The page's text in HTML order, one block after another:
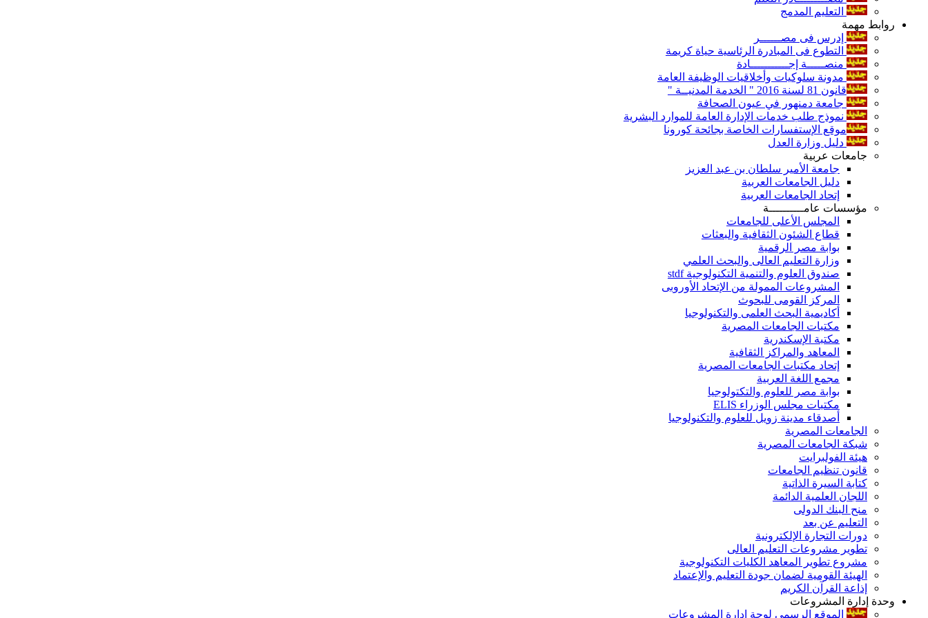
التعليم المدمج
روابط مهمة
إدرس فى مصــــــر
التطوع فى المبادرة الرئاسية حياة كريمة
منصـــــة إجـــــــــــادة
مدونة سلوكيات وأخلاقيات الوظيفة العامة
قانون 81 لسنة 2016 " الخدمة المدنيــة "
جامعة دمنهور في عيون الصحافة
نموذج طلب خدمات الإدارة العامة للموارد البشرية
موقع الإستفسارات الخاصة بجائحة كورونا
دليل وزارة العدل
جامعات عربية
جامعة الأمير سلطان بن عبد العزيز
دليل الجامعات العربية
إتحاد الجامعات العربية
مؤسسات عامــــــــــة
المجلس الأعلى للجامعات
قطاع الشئون الثقافية والبعثات
بوابة مصر الرقمية
وزارة التعليم العالى والبحث العلمي
صندوق العلوم والتنمية التكنولوجية stdf
المشروعات الممولة من الإتحاد الأوروبى
المركز القومى للبحوث
أكاديمية البحث العلمى والتكنولوجيا
مكتبات الجامعات المصرية
مكتبة الإسكندرية
المعاهد والمراكز الثقافية
إتحاد مكتبات الجامعات المصرية
مجمع اللغة العربية
بوابة مصر للعلوم والتكتولوجيا
مكتبات مجلس الوزراء ELIS
أصدقاء مدينة زويل للعلوم والتكنولوجيا
الجامعات المصرية
شبكة الجامعات المصرية
هيئة الفولبرايت
قانون تنظيم الجامعات
كتابة السيرة الذاتية
اللجان العلمية الدائمة
منح البنك الدولى
التعليم عن بعد
دورات التجارة الإلكترونية
تطوير مشروعات التعليم العالى
مشروع تطوير المعاهد الكليات التكنولوجية
الهيئة القومية لضمان جودة التعليم والإعتماد
إذاعة القرآن الكريم
وحدة إدارة المشروعات
الموقع الرسمى لوحة إدارة المشروعات